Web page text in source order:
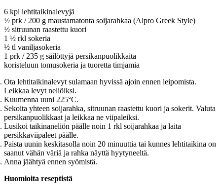
6 kpl lehtitaikinalevyjä
½ prk / 200 g maustamatonta soijarahkaa (Alpro Greek Style)
½ sitruunan raastettu kuori
1 ½ rkl sokeria
½ tl vaniljasokeria
1 prk / 235 g säilöttyjä persikanpuolikkaita
koristeluun tomusokeria ja tuoretta timjamia
Ota lehtitaikinalevyt sulamaan hyvissä ajoin ennen leipomista.
Leikkaa levyt neliöiksi.
Kuumenna uuni 225°C.
Sekoita yhteen soijarahka, sitruunan raastettu kuori ja sokerit. Valuta
persikanpuolikkaat ja leikkaa ne viipaleiksi.
Lusikoi taikinaneliön päälle noin 1 rkl soijarahkaa ja laita
persikkaviipaleet päälle.
Paista uunin keskitasolla noin 20 minuuttia tai kunnes lehtitaikina on
saanut vähän väriä ja rahka näyttä hyytyneeltä.
Anna jäähtyä ennen syömistä.
Huomioita reseptistä